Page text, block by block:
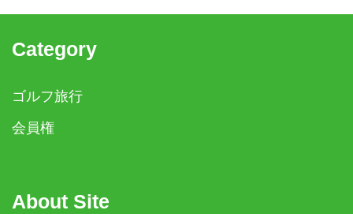
Category
ゴルフ旅行
会員権
About Site